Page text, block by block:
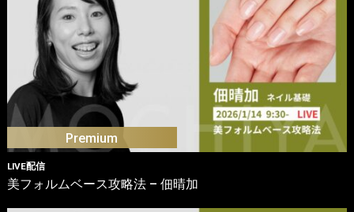
LIVE配信
美フォルムベース攻略法 – 佃晴加